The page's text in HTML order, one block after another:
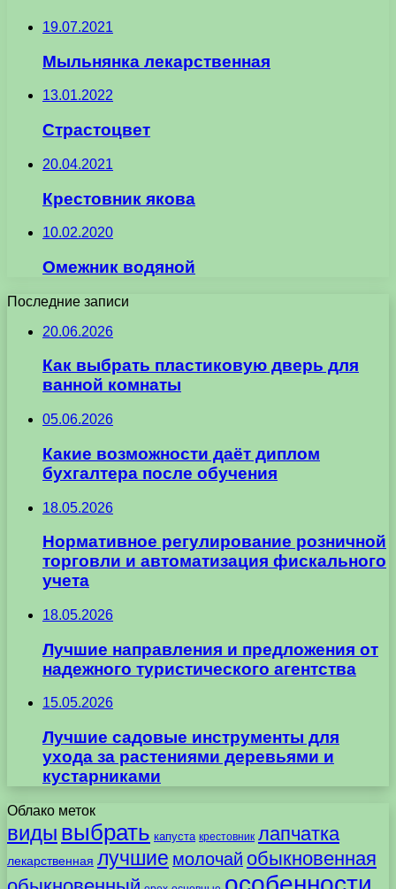
19.07.2021
Мыльнянка лекарственная
13.01.2022
Страстоцвет
20.04.2021
Крестовник якова
10.02.2020
Омежник водяной
Последние записи
20.06.2026
Как выбрать пластиковую дверь для
ванной комнаты
05.06.2026
Какие возможности даёт диплом
бухгалтера после обучения
18.05.2026
Нормативное регулирование розничной
торговли и автоматизация фискального
учета
18.05.2026
Лучшие направления и предложения от
надежного туристического агентства
15.05.2026
Лучшие садовые инструменты для
ухода за растениями деревьями и
кустарниками
Облако меток
виды выбрать капуста крестовник лапчатка
лекарственная лучшие молочай обыкновенная